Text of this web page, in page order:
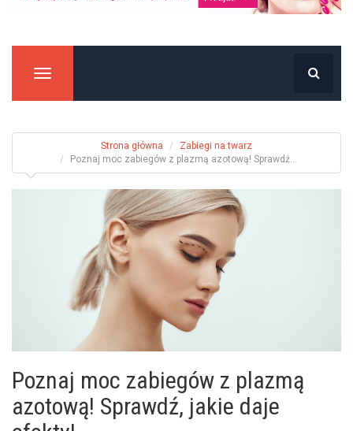
Manu
Strona główna
Zabiegi na twarz
Poznaj moc zabiegów z plazmą azotową! Sprawdź...
Poznaj moc zabiegów z plazmą
azotową! Sprawdź, jakie daje